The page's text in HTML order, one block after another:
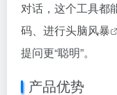
对话，这个工具都
码、进行头脑风暴
提问更“聪明”。
产品优势